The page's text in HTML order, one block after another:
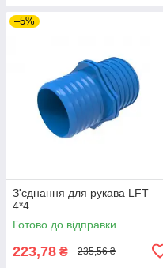
–5%
З'єднання для рукава LFT
4*4
Готово до відправки
223,78 ₴ 235,56 ₴